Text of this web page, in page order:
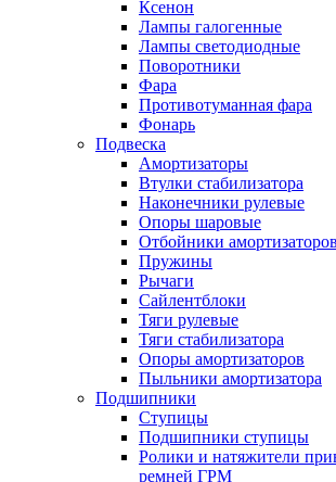
Ксенон
Лампы галогенные
Лампы светодиодные
Поворотники
Фара
Противотуманная фара
Фонарь
Подвеска
Амортизаторы
Втулки стабилизатора
Наконечники рулевые
Опоры шаровые
Отбойники амортизаторов
Пружины
Рычаги
Сайлентблоки
Тяги рулевые
Тяги стабилизатора
Опоры амортизаторов
Пыльники амортизатора
Подшипники
Ступицы
Подшипники ступицы
Ролики и натяжители
ремней ГРМ